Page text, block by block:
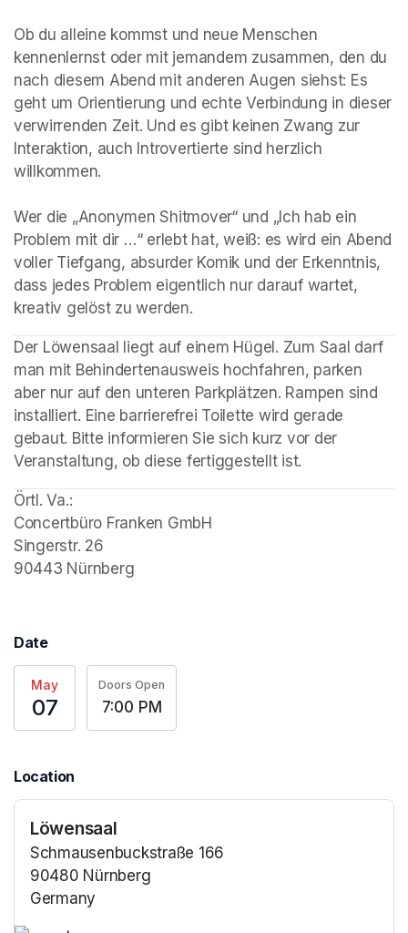
Ob du alleine kommst und neue Menschen
kennenlernst oder mit jemandem zusammen, den du
nach diesem Abend mit anderen Augen siehst: Es
geht um Orientierung und echte Verbindung in dieser
verwirrenden Zeit. Und es gibt keinen Zwang zur
Interaktion, auch Introvertierte sind herzlich
willkommen.
Wer die „Anonymen Shitmover“ und „Ich hab ein
Problem mit dir …“ erlebt hat, weiß: es wird ein Abend
voller Tiefgang, absurder Komik und der Erkenntnis,
dass jedes Problem eigentlich nur darauf wartet,
kreativ gelöst zu werden.
Der Löwensaal liegt auf einem Hügel. Zum Saal darf
man mit Behindertenausweis hochfahren, parken
aber nur auf den unteren Parkplätzen. Rampen sind
installiert. Eine barrierefrei Toilette wird gerade
gebaut. Bitte informieren Sie sich kurz vor der
Veranstaltung, ob diese fertiggestellt ist.
Örtl. Va.:
Concertbüro Franken GmbH
Singerstr. 26
90443 Nürnberg
Date
May
07
Doors Open
7:00 PM
Location
Löwensaal
Schmausenbuckstraße 166
90480 Nürnberg
Germany